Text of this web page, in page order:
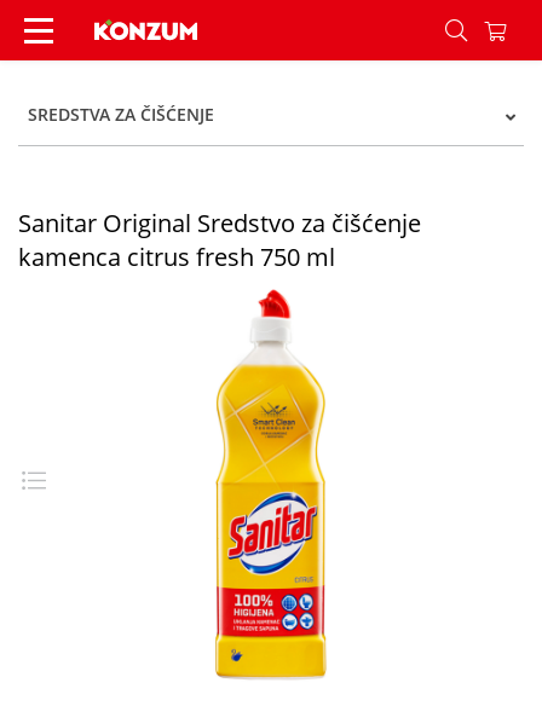
Sanitar Original Sredstvo za čišćenje kamenca
SREDSTVA ZA ČIŠĆENJE
Sanitar Original Sredstvo za čišćenje
kamenca citrus fresh 750 ml